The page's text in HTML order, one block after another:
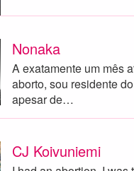
Nonaka
A exatamente um mês
aborto, sou residente
apesar de…
CJ Koivuniemi